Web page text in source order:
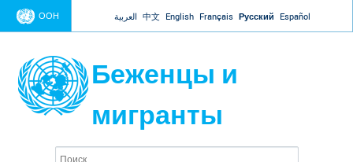
Jump to navigation
ООН العربية 中文 English Français Русский Español
Беженцы и
мигранты